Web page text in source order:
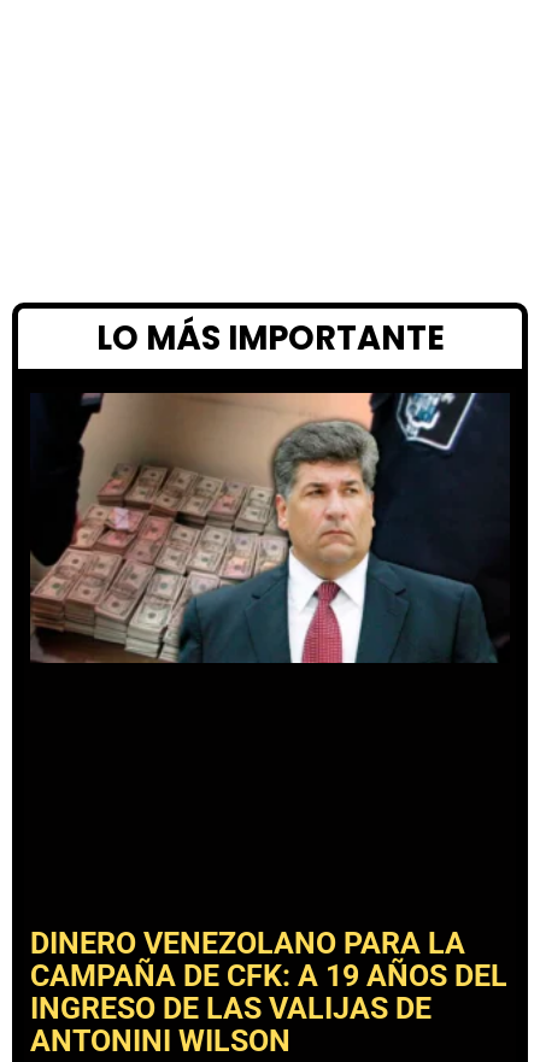
LO MÁS IMPORTANTE
DINERO VENEZOLANO PARA LA
CAMPAÑA DE CFK: A 19 AÑOS DEL
INGRESO DE LAS VALIJAS DE
ANTONINI WILSON